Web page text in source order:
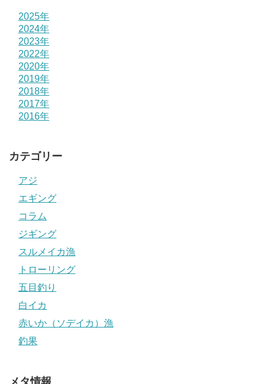
2025年
2024年
2023年
2022年
2020年
2019年
2018年
2017年
2016年
カテゴリー
アジ
エギング
コラム
ジギング
スルメイカ漁
トローリング
五目釣り
白イカ
赤いか（ソデイカ）漁
釣果
メタ情報